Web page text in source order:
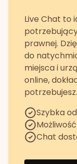
Live Chat to
prawnej.
do
miejsca i
online,
potrzebujesz.
Szybka
Chat